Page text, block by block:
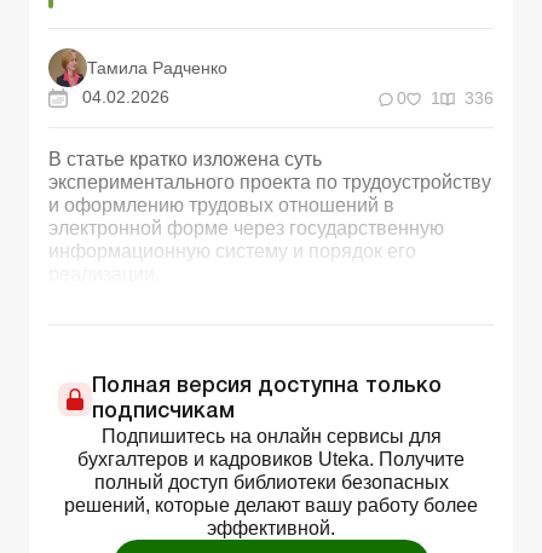
Тамила Радченко
04.02.2026
0 1 336
В статье кратко изложена суть
экспериментального проекта по трудоустройству
и оформлению трудовых отношений в
электронной форме через государственную
информационную систему и порядок его
Полная версия доступна только
подписчикам
Подпишитесь на онлайн сервисы для
бухгалтеров и кадровиков Uteka. Получите
полный доступ библиотеки безопасных
решений, которые делают вашу работу более
эффективной.